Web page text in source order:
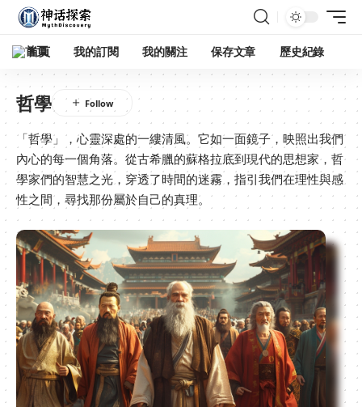
首頁 我的訂閱 我的關注 保存文章 歷史紀錄
哲學
「哲學」，心靈深處的一縷清風。它如一面鏡子，映照出我們
內心的每一個角落。從古希臘的蘇格拉底到現代的思想家，哲
學家們的智慧之光，穿透了時間的迷霧，指引我們在理性與感
性之間，尋找那份屬於自己的真理。